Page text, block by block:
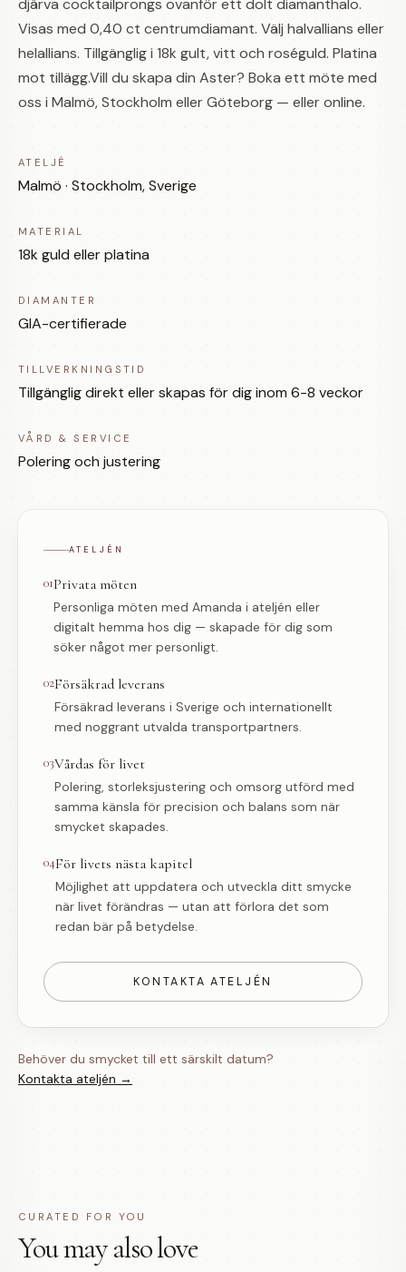
djärva cocktailprongs ovanför ett dolt diamanthalo.
Visas med 0,40 ct centrumdiamant. Välj halvallians eller
helallians. Tillgänglig i 18k gult, vitt och roséguld. Platina
mot tillägg.Vill du skapa din Aster? Boka ett möte med
oss i Malmö, Stockholm eller Göteborg — eller online.
ATELJÉ
Malmö · Stockholm, Sverige
MATERIAL
18k guld eller platina
DIAMANTER
GIA-certifierade
TILLVERKNINGSTID
Tillgänglig direkt eller skapas för dig inom 6-8 veckor
VÅRD & SERVICE
Polering och justering
ATELJÉN
01Privata möten
Personliga möten med Amanda i ateljén eller
digitalt hemma hos dig — skapade för dig som
söker något mer personligt.
02Försäkrad leverans
Försäkrad leverans i Sverige och internationellt
med noggrant utvalda transportpartners.
03Vårdas för livet
Polering, storleksjustering och omsorg utförd med
samma känsla för precision och balans som när
smycket skapades.
04För livets nästa kapitel
Möjlighet att uppdatera och utveckla ditt smycke
när livet förändras — utan att förlora det som
redan bär på betydelse.
KONTAKTA ATELJÉN
Behöver du smycket till ett särskilt datum?
Kontakta ateljén →
CURATED FOR YOU
You may also love